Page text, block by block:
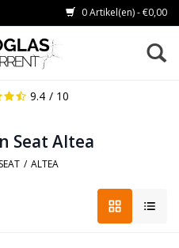
0 Artikel(en) - €0,00
9.4 / 10
Seat Altea
SEAT / ALTEA